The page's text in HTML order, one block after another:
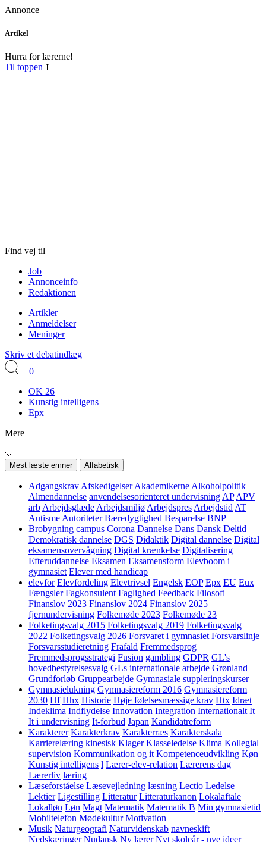
Annonce
Skip
content
Artikel
Hurra for lærerne!
Til toppen
Find vej til
Job
Annonceinfo
Redaktionen
Artikler
Anmeldelser
Meninger
Skriv et debatindlæg
0
OK 26
Kunstig intelligens
Epx
Mere
Mest læste emner Alfabetisk
Adgangskrav Afskedigelser Akademikerne Alkoholpolitik
Almendannelse anvendelsesorienteret undervisning AP APV
arb Arbejdsglæde Arbejdsmiljø Arbejdspres Arbejdstid AT
Autisme Autoriteter Bæredygtighed Besparelse BNP
Brobygning campus Corona Dannelse Dans Dansk Deltid
Demokratisk dannelse DGS Didaktik Digital dannelse Digital
eksamensovervågning Digital krænkelse Digitalisering
Efteruddannelse Eksamen Eksamensform Elevboom i
gymnasiet Elever med handicap
elevfor Elevfordeling Elevtrivsel Engelsk EOP Epx EU Eux
Fængsler Fagkonsulent Faglighed Feedback Filosofi
Finanslov 2023 Finanslov 2024 Finanslov 2025
fjernundervisning Folkemøde 2023 Folkemøde 23
Folketingsvalg 2015 Folketingsvalg 2019 Folketingsvalg
2022 Folketingsvalg 2026 Forsvaret i gymnasiet Forsvarslinje
Forsvarsstudieretning Frafald Fremmedsprog
Fremmedsprogsstrategi Fusion gambling GDPR GL's
hovedbestyrelsesvalg GLs internationale arbejde Grønland
Grundforløb Gruppearbejde Gymnasiale suppleringskurser
Gymnasielukning Gymnasiereform 2016 Gymnasiereform
2030 Hf Hhx Historie Høje følelsesmæssige krav Htx Idræt
Indeklima Indflydelse Innovation Integration Internationalt It
It i undervisning It-forbud Japan Kandidatreform
Karakterer Karakterkrav Karakterræs Karakterskala
Karrierelæring kinesisk Klager Klasseledelse Klima Kollegial
supervision Kommunikation og it Kompetenceudvikling Køn
Kunstig intelligens l Lærer-elev-relation Lærerens dag
Lærerliv læring
Læseforståelse Læsevejledning læsning Lectio Ledelse
Lektier Ligestilling Litteratur Litteraturkanon Lokalaftale
Lokalløn Løn Magt Matematik Matematik B Min gymnasietid
Mobiltelefon Mødekultur Motivation
Musik Naturgeografi Naturvidenskab navneskift
Nedskæringer Nudansk Ny lærer Nyt skoleår - nye ideer